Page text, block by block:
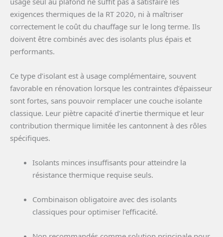
exigences thermiques de la RT 2020, ni à maîtriser
correctement le coût du chauffage sur le long terme. Ils
doivent être combinés avec des isolants plus épais et
performants.
Ce type d’isolant est à usage complémentaire, souvent
favorable en rénovation lorsque les contraintes d’épaisseur
sont fortes, sans pouvoir remplacer une couche isolante
classique. Leur piètre capacité d’inertie thermique et leur
contribution thermique limitée les cantonnent à des rôles
spécifiques.
Isolants minces insuffisants pour atteindre la
résistance thermique requise seuls.
Combinaison obligatoire avec des isolants
classiques pour optimiser l’efficacité.